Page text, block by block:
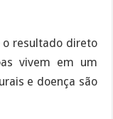
resultado direto
vivem em um
e doença são